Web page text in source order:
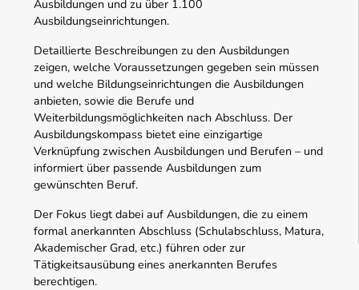
Ausbildungen und zu über 1.100
Ausbildungseinrichtungen.
Detaillierte Beschreibungen zu den Ausbildungen
zeigen, welche Voraussetzungen gegeben sein müssen
und welche Bildungseinrichtungen die Ausbildungen
anbieten, sowie die Berufe und
Weiterbildungsmöglichkeiten nach Abschluss. Der
Ausbildungskompass bietet eine einzigartige
Verknüpfung zwischen Ausbildungen und Berufen – und
informiert über passende Ausbildungen zum
gewünschten Beruf.
Der Fokus liegt dabei auf Ausbildungen, die zu einem
formal anerkannten Abschluss (Schulabschluss, Matura,
Akademischer Grad, etc.) führen oder zur
Tätigkeitsausübung eines anerkannten Berufes
berechtigen.